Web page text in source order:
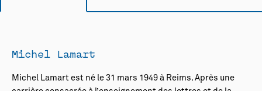
Michel Lamart
Michel Lamart est né le 31 mars 1949 à Reims. Après une